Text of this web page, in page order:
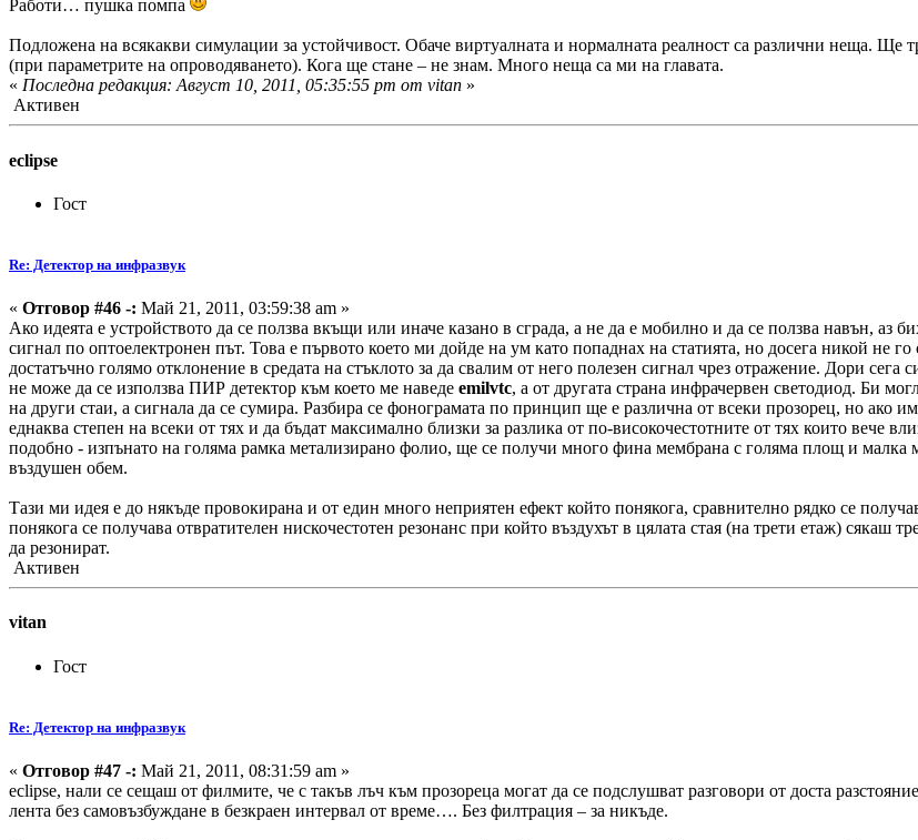
Работи… пушка помпа
Подложена на всякакви симулации за устойчивост. Обаче виртуалната и нормалната реалност са различни неща. Ще
(при параметрите на опроводяването). Кога ще стане – не знам. Много неща са ми на главата.
« Последна редакция: Август 10, 2011, 05:35:55 pm от vitan »
Активен
eclipse
Гост
Re: Детектор на инфразвук
« Отговор #46 -: Май 21, 2011, 03:59:38 am »
Ако идеята е устройството да се ползва вкъщи или иначе казано в сграда, а не да е мобилно и да се ползва навън, аз
сигнал по оптоелектронен път. Това е първото което ми дойде на ум като попаднах на статията, но досега никой не
достатъчно голямо отклонение в средата на стъклото за да свалим от него полезен сигнал чрез отражение. Дори
не може да се използва ПИР детектор към което ме наведе emilvtc, а от другата страна инфрачервен светодиод. Би
на други стаи, а сигнала да се сумира. Разбира се фонограмата по принцип ще е различна от всеки прозорец, но ако
еднаква степен на всеки от тях и да бъдат максимално близки за разлика от по-високочестотните от тях които вече
подобно - изпънато на голяма рамка метализирано фолио, ще се получи много фина мембрана с голяма площ и малка
въздушен обем.
Тази ми идея е до някъде провокирана и от един много неприятен ефект който понякога, сравнително рядко се
понякога се получава отвратителен нискочестотен резонанс при който въздухът в цялата стая (на трети етаж) сякаш
да резонират.
Активен
vitan
Гост
Re: Детектор на инфразвук
« Отговор #47 -: Май 21, 2011, 08:31:59 am »
eclipse, нали се сещаш от филмите, че с такъв лъч към прозореца могат да се подслушват разговори от доста
лента без самовъзбуждане в безкраен интервал от време…. Без филтрация – за никъде.